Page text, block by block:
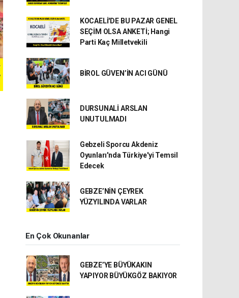
KOCAELİ'DE BU PAZAR GENEL
SEÇİM OLSA ANKETİ; Hangi
Parti Kaç Milletvekili
BİROL GÜVEN’İN ACI GÜNÜ
DURSUNALİ ARSLAN
UNUTULMADI
Gebzeli Sporcu Akdeniz
Oyunları'nda Türkiye'yi Temsil
Edecek
GEBZE’NİN ÇEYREK
YÜZYILINDA VARLAR
En Çok Okunanlar
GEBZE’YE BÜYÜKAKIN
YAPIYOR BÜYÜKGÖZ BAKIYOR